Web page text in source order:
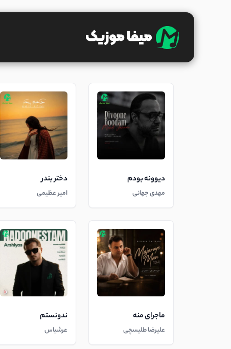
دیوونه بودم
مهدی جهانی
دختر بندر
امیر عظیمی
ماجرای منه
علیرضا طلیسچی
ندونستم
عرشیاس